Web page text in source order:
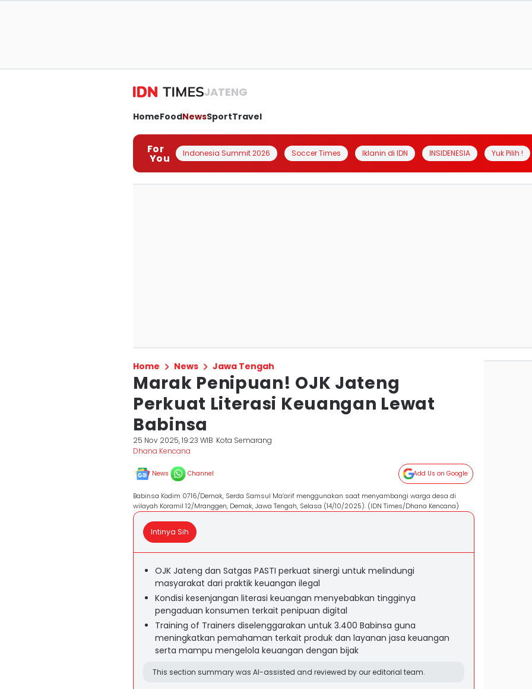
JATENG
HomeFoodNewsSportTravel
For
You Indonesia Summit 2026 Soccer Times Iklanin di IDN INSIDENESIA Yuk Pilih !
Home News Jawa Tengah
Marak Penipuan! OJK Jateng
Perkuat Literasi Keuangan Lewat
Babinsa
25 Nov 2025, 19:23 WIB Kota Semarang
Dhana Kencana
News Channel Add Us on Google
Babinsa Kodim 0716/Demak, Serda Samsul Ma’arif menggunakan saat menyambangi warga desa di
wilayah Koramil 12/Mranggen, Demak, Jawa Tengah, Selasa (14/10/2025). (IDN Times/Dhana Kencana)
Intinya Sih
OJK Jateng dan Satgas PASTI perkuat sinergi untuk melindungi
masyarakat dari praktik keuangan ilegal
Kondisi kesenjangan literasi keuangan menyebabkan tingginya
pengaduan konsumen terkait penipuan digital
Training of Trainers diselenggarakan untuk 3.400 Babinsa guna
meningkatkan pemahaman terkait produk dan layanan jasa keuangan
serta mampu mengelola keuangan dengan bijak
This section summary was AI-assisted and reviewed by our editorial team.